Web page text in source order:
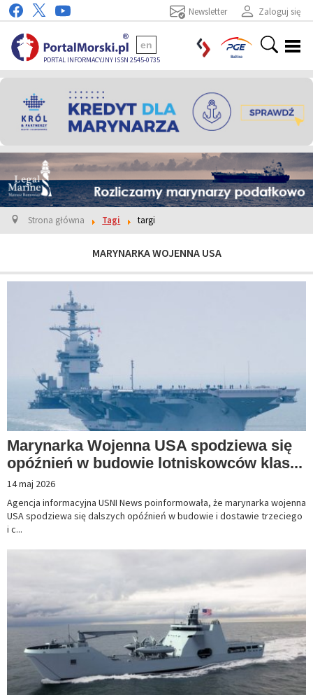
Zaloguj się
Newsletter
PORTAL INFORMACYJNY ISSN 2545-0735
en
Strona główna Tagi targi
MARYNARKA WOJENNA USA
Marynarka Wojenna USA spodziewa się
opóźnień w budowie lotniskowców klas...
14 maj 2026
Agencja informacyjna USNI News poinformowała, że marynarka wojenna
USA spodziewa się dalszych opóźnień w budowie i dostawie trzeciego
i c...